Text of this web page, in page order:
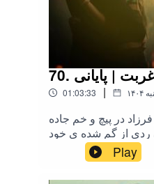
| پایانی
01:03:33 |
در پیچ و خم جاده
Play